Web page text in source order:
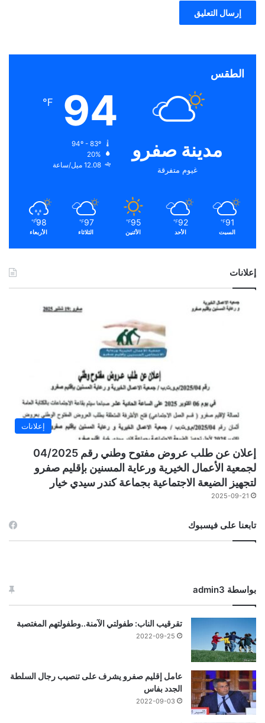
الطقس
مدينة صفرو
غيوم متفرقة
94
℉
20%
12.08 ميل/ساعة
91
℉
السبت
92
℉
الأحد
95
℉
الأثنين
97
℉
الثلاثاء
98
℉
الأربعاء
إعلانات
إعلانات
إعلان عن طلب عروض مفتوح وطني رقم 04/2025
لجمعية الأعمال الخيرية ورعاية المسنين بإقليم صفرو
لتجهيز الضيعة الاجتماعية بجماعة كندر سيدي خيار
2025-09-21
تابعنا على فيسبوك
بواسطة admin3
تقرقيب الناب: طفولتي الآمنة..وطفولتهم المغتصبة
2022-09-25
عامل إقليم صفرو يشرف على تنصيب رجال السلطة
الجدد بفاس
2022-09-03